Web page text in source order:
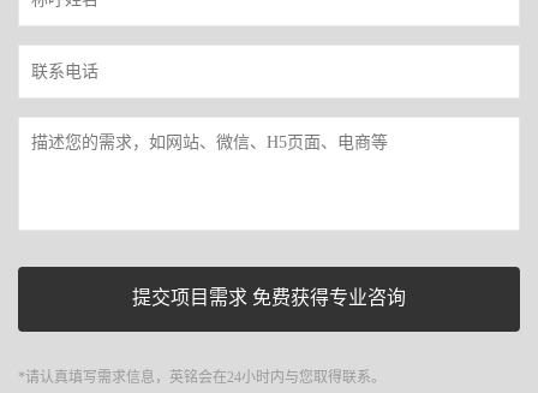
*请认真填写需求信息，英铭会在24小时内与您取得联系。